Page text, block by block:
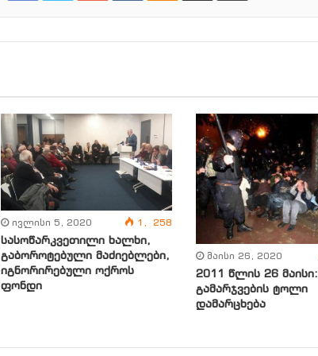
ივლისი 5, 2020 1, 258
სასოწარკვეთილი ხალხი,
გაბოროტებული მაძიებლები,
იგნორირებული ოქროს
ფონდი
მაისი 26, 2020
2011 წლის 26 მაისი:
გამარჯვების ტოლი
დამარცხება